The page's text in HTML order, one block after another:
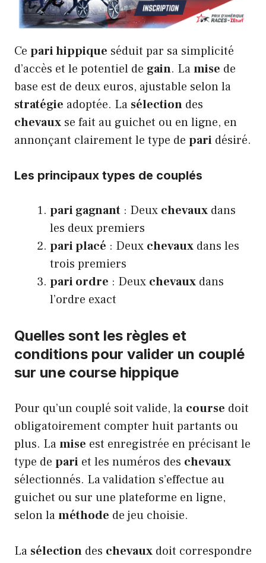
Ce pari hippique séduit par sa simplicité
d’accès et le potentiel de gain. Lamise de
base est de deux euros, ajustable selon la
stratégie adoptée. La sélection des
chevaux se fait au guichet ou en ligne, en
annonçant clairement le type de pari désiré.
Les principaux types de couplés
pari gagnant : Deux chevaux dans
les deux premiers
pari placé : Deux chevaux dans les
trois premiers
pari ordre : Deux chevaux dans
l’ordre exact
Quelles sont les règles et
conditions pour valider un couplé
sur une course hippique
Pour qu’un couplé soit valide, la course doit
obligatoirement compter huit partants ou
plus. Lamise est enregistrée en précisant le
type de pari et les numéros des chevaux
sélectionnés. La validation s’effectue au
guichet ou sur une plateforme en ligne,
selon laméthode de jeu choisie.
La sélection des chevaux doit correspondre